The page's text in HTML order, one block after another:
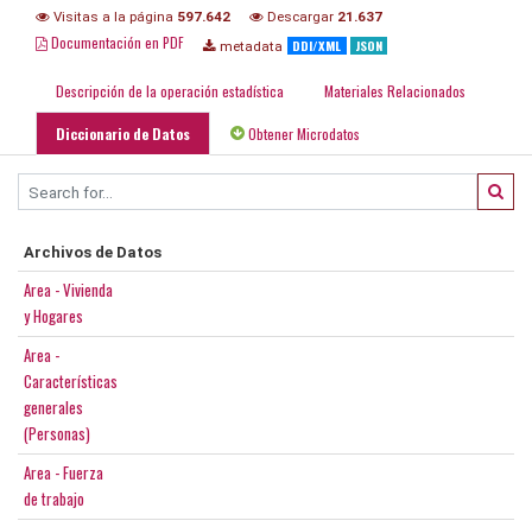
Visitas a la página 597.642 Descargar 21.637
Documentación en PDF metadata DDI/XML JSON
Descripción de la operación estadística Materiales Relacionados
Diccionario de Datos Obtener Microdatos
Archivos de Datos
Area - Vivienda
y Hogares
Area -
Características
generales
(Personas)
Area - Fuerza
de trabajo